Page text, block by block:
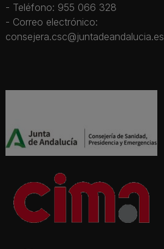
- Teléfono: 955 066 328
- Correo electrónico:
consejera.csc@juntadeandalucia.es